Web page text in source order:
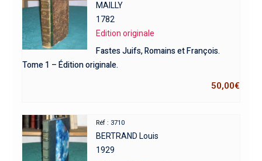
MAILLY
1782
Edition originale
Fastes Juifs, Romains et François.
Tome 1 – Édition originale.
50,00€
Réf : 3710
BERTRAND Louis
1929